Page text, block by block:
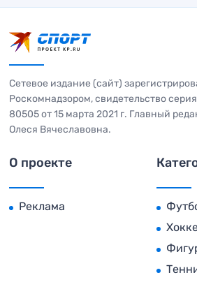
Сетевое издание (сайт)
Роскомнадзором, свидетельство
80505 от 15 марта 2021 г. Главный
Олеся Вячеславовна.
О проекте
Реклама